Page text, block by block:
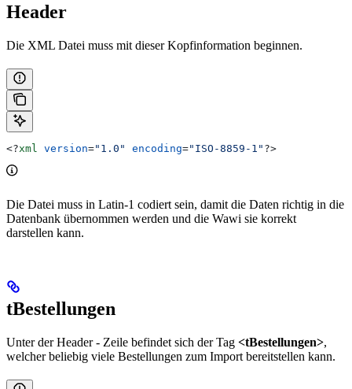
Header
Die XML Datei muss mit dieser Kopfinformation beginnen.
<?xml version="1.0" encoding="ISO-8859-1" ?>
Die Datei muss in Latin-1 codiert sein, damit die Daten richtig in die
Datenbank übernommen werden und die Wawi sie korrekt
darstellen kann.
tBestellungen
Unter der Header - Zeile befindet sich der Tag <tBestellungen>,
welcher beliebig viele Bestellungen zum Import bereitstellen kann.